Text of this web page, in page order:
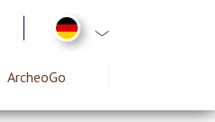
List additional
ArcheoGo